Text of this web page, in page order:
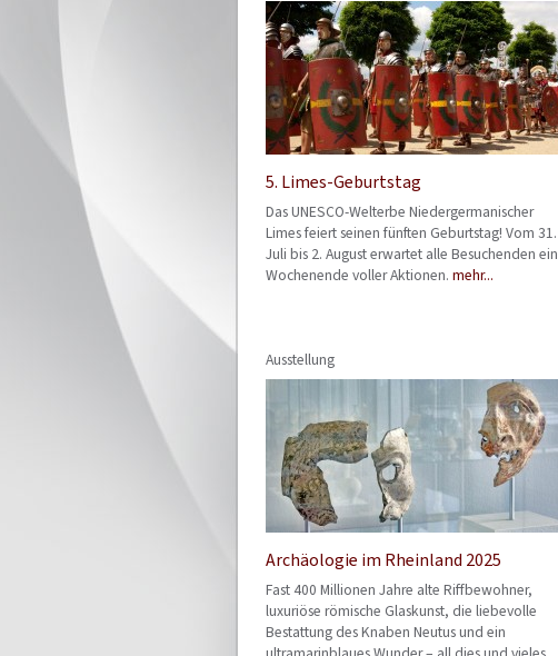
5. Limes-Geburtstag
Das UNESCO-Welterbe Niedergermanischer
Limes feiert seinen fünften Geburtstag! Vom 31.
Juli bis 2. August erwartet alle Besuchenden ein
Wochenende voller Aktionen. mehr...
Ausstellung
Archäologie im Rheinland 2025
Fast 400 Millionen Jahre alte Riffbewohner,
luxuriöse römische Glaskunst, die liebevolle
Bestattung des Knaben Neutus und ein